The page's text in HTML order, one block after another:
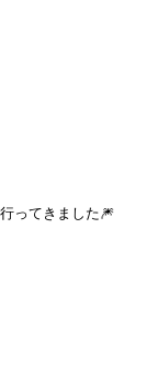
ってきました🎆